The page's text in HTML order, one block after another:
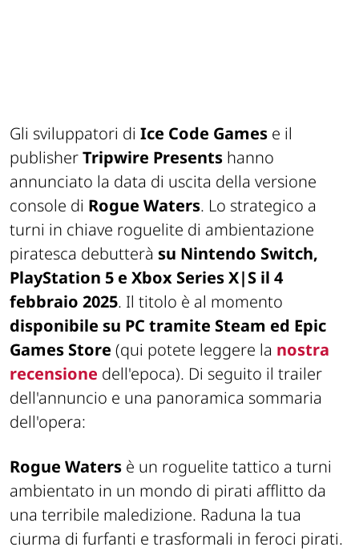
Gli sviluppatori di Ice Code Games e il
publisherTripwire Presents hanno
annunciato la data di uscita della versione
console di Rogue Waters. Lo strategico a
turni in chiave roguelite di ambientazione
piratesca debutterà su Nintendo Switch,
PlayStation 5 e Xbox Series X|S il 4
febbraio 2025. Il titolo è al momento
disponibile su PC tramite Steam ed Epic
Games Store (qui potete leggere la nostra
recensione dell'epoca). Di seguito il trailer
dell'annuncio e una panoramica sommaria
dell'opera:
Rogue Waters è un roguelite tattico a turni
ambientato in un mondo di pirati afflitto da
una terribile maledizione. Raduna la tua
ciurma di furfanti e trasformali in feroci pirati.